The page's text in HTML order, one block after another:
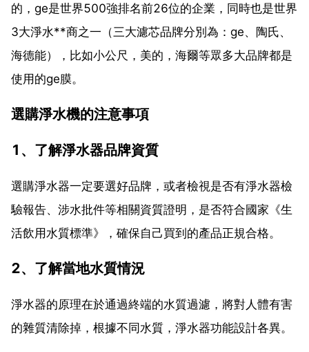
的，ge是世界500強排名前26位的企業，同時也是世界
3大淨水**商之一（三大濾芯品牌分別為：ge、陶氏、
海德能），比如小公尺，美的，海爾等眾多大品牌都是
使用的ge膜。
選購淨水機的注意事項
1、了解淨水器品牌資質
選購淨水器一定要選好品牌，或者檢視是否有淨水器檢
驗報告、涉水批件等相關資質證明，是否符合國家《生
活飲用水質標準》，確保自己買到的產品正規合格。
2、了解當地水質情況
淨水器的原理在於通過終端的水質過濾，將對人體有害
的雜質清除掉，根據不同水質，淨水器功能設計各異。